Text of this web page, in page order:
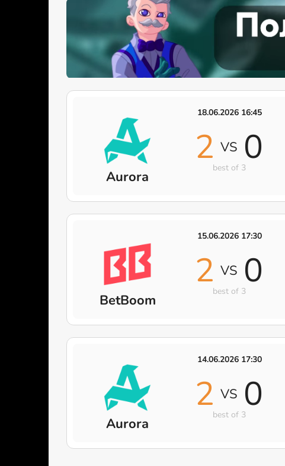
18.06.2026 16:45
Aurora
2 VS 0
best of 3
15.06.2026 17:30
BetBoom
2 VS 0
best of 3
14.06.2026 17:30
Aurora
2 VS 0
best of 3